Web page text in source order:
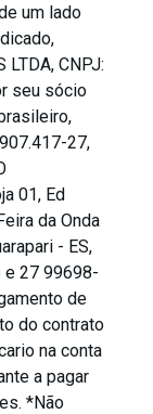
um lado
LTDA, CNPJ:
seu sócio
27,
01, Ed
da Onda
- ES,
e 27 99698-
de
do contrato
na conta
a pagar
*Não